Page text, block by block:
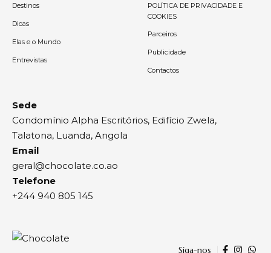
Destinos
Dicas
Elas e o Mundo
Entrevistas
POLÍTICA DE PRIVACIDADE E
COOKIES
Parceiros
Publicidade
Contactos
Sede
Condomínio Alpha Escritórios, Edifício Zwela,
Talatona, Luanda, Angola
Email
geral@chocolate.co.ao
Telefone
+244 940 805 145
Siga-nos